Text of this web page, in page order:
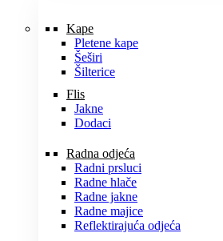
Kape
Pletene kape
Šeširi
Šilterice
Flis
Jakne
Dodaci
Radna odjeća
Radni prsluci
Radne hlače
Radne jakne
Radne majice
Reflektirajuća odjeća